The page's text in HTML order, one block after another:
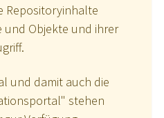
Repositoryinhalte
Objekte und ihrer
und damit auch die
stehen